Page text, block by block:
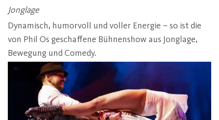
Jonglage
Dynamisch, humorvoll und voller Energie – so ist die
von Phil Os geschaffene Bühnenshow aus Jonglage,
Bewegung und Comedy.